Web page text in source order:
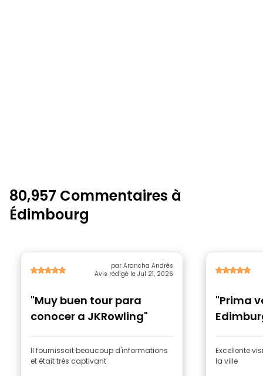
80,957 Commentaires à
Édimbourg
par Arancha Andrés
Avis rédigé le Jul 21, 2026
"Muy buen tour para
conocer a JKRowling"
Il fournissait beaucoup d'informations
et était très captivant
"Prima
Excellente
la ville